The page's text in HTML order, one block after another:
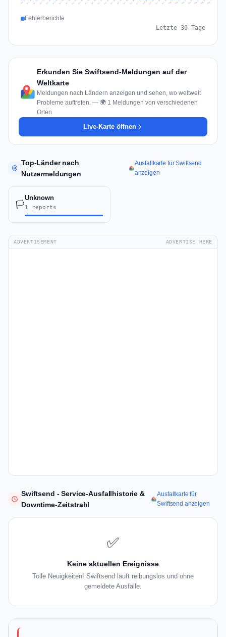
Jul 9 Jul 10 Jul 11 Jul 12 Jul 13 Jul 14 Jul 15 Jul 16 Jul 17 Jul 18 Jul 19 Jul 20 Jul 21 Jul 22 Jul 23 Jul 24 Jul 25 Jul 26 Jul 27 Jul 28 Jul 29 Jul 30 Jul 31 Aug 1 Aug 2 Aug 3 Aug 4 Aug 5 Aug 6 Aug 7
Fehlerberichte
Letzte 30 Tage
Erkunden Sie Swiftsend-Meldungen auf der
Weltkarte
Meldungen nach Ländern anzeigen und sehen, wo weltweit
Probleme auftreten. — 🌍 1 Meldungen von verschiedenen
Orten
Live-Karte öffnen
Top-Länder nach
Nutzermeldungen
Ausfallkarte für Swiftsend
anzeigen
🏳️
Unknown
1 reports
ADVERTISEMENT ADVERTISE HERE
Swiftsend - Service-Ausfallhistorie &
Downtime-Zeitstrahl
Ausfallkarte für
Swiftsend anzeigen
✅
Keine aktuellen Ereignisse
Tolle Neuigkeiten! Swiftsend läuft reibungslos und ohne
gemeldete Ausfälle.